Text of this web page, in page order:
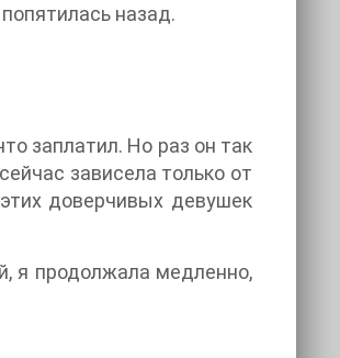
назад.
заплатил. Но раз он так
зависела только от
доверчивых девушек
я продолжала медленно,